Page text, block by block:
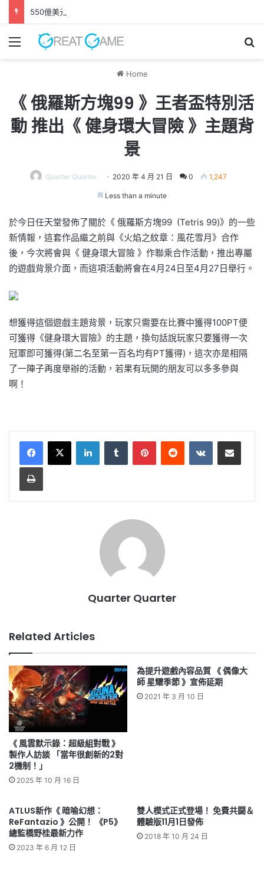
550億美元收購案正式完成 EA轉型成為私人公司
Menu
Home
《 俄羅斯方塊99 》王者盃特別活
動 推出《 健身環大冒險 》主題背
景
Quarter Quarter 2020 年 4 月 21 日 0 1,247
Less than a minute
於今日任天堂發佈了關於《 俄羅斯方塊99 (Tetris 99)》的一些
新情報，這套作品繼之前與《火焰之紋章：風花雪月》合作
後，今次將會與《 健身環大冒險 》作聯乘合作活動，推出專屬
的遊戲背景介面，而這項活動將會在4月24日至4月27日舉行。
想獲得這個遊戲主題背景，玩家只需要在比賽中獲得100PT便
可獲得《健身環大冒險》的主題，換句話說玩家只要獲得一次
冠軍即可獲得(第二名至第一百名均有PT獲得)，這次亦是相隔
了一陣子再度舉辦的活動，若果有玩開的朋友可以多多參與
啊！
LinkedInTumblr PinterestReddit VKontakteShare via Email
Print
Quarter Quarter
Related Articles
《 風雲默示錄：超級組對戰 》
製作人訪談 「當年很創新的2對
2機制！」
2025 年 10 月 16 日
為提升遊戲內容品質 《 偶像大
師 星耀季節 》宣佈延期
2021 年 3 月 10 日
ATLUS新作《 暗喻幻想：
ReFantazio 》公開！ 《P5》
總監橋野桂最新力作
2023 年 6 月 12 日
雙人模式正式登場！ 免費共闘＆
體驗版11月1日發佈
2018 年 10 月 24 日